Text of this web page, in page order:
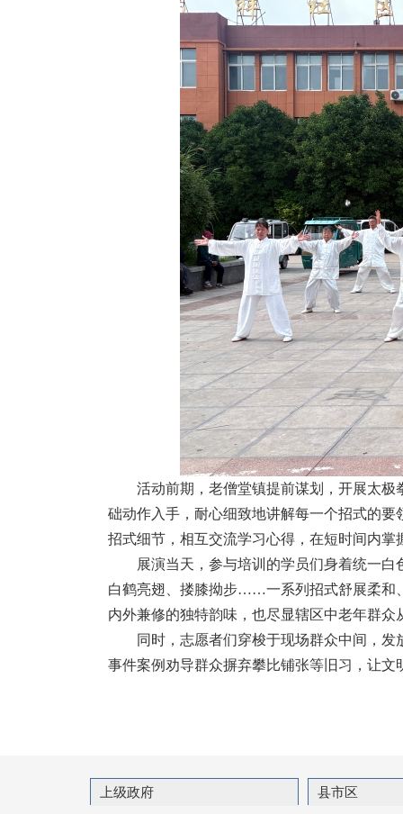
活动前期，老僧堂镇提前谋划，开展太
础动作入手，耐心细致地讲解每一个招式的
招式细节，相互交流学习心得，在短时间内
展演当天，参与培训的学员们身着统一
白鹤亮翅、搂膝拗步……一系列招式舒展柔和
内外兼修的独特韵味，也尽显辖区中老年群
同时，志愿者们穿梭于现场群众中间，
事件案例劝导群众摒弃攀比铺张等旧习，让文
上级政府 县市区